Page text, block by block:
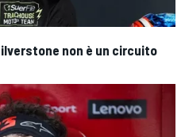
non è un circuito